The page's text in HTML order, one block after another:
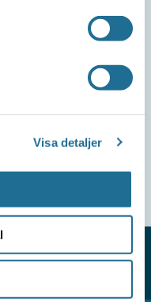
Visa detaljer
DU SÖKER?